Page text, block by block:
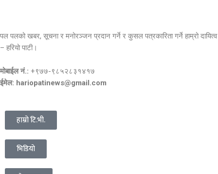
पल पलको खबर, सूचना र मनोरञ्जन प्रदान गर्ने र कुसल पत्रकारिता गर्ने हाम्रो दायित्व
– हरियो पाटी।
मोबाईल नं.: +९७७-९८५२८३१४१७
ईमेल: hariopatinews@gmail.com
हाम्रो टि.भी.
भिडियो